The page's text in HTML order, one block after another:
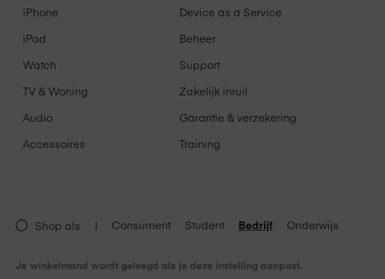
iPhone
iPad
Watch
TV & Woning
Audio
Accessoires
Device as a Service
Beheer
Support
Zakelijk inruil
Garantie & verzekering
Training
Shop als | Consument Student Bedrijf Onderwijs
Je winkelmand wordt geleegd als je deze instelling aanpast.